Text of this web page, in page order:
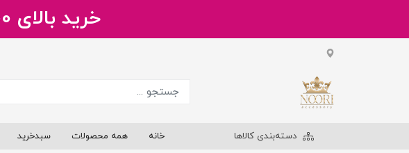
خرید بالای 900 هزار تومان ارسال رایگان
دسته‌بندی کالاها خانه همه محصولات سبدخرید